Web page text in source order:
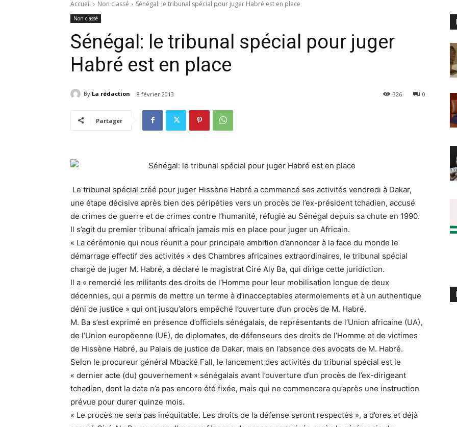
Accueil Non classé Sénégal: le tribunal spécial pour juger Habré est en place
Non classé
Sénégal: le tribunal spécial pour juger
Habré est en place
By La rédaction 8 février 2013 0
326
Partager
Le tribunal spécial créé pour juger Hissène Habré a commencé ses activités vendredi à Dakar,
une étape décisive après bien des péripéties vers un procès de l’ex-président tchadien, accusé
de crimes de guerre et de crimes contre l’humanité, réfugié au Sénégal depuis sa chute en 1990.
Il s’agit du premier tribunal africain jamais mis en place pour juger un Africain.
« La cérémonie qui nous réunit a pour principale ambition d’annoncer à la face du monde le
démarrage effectif des activités » des Chambres africaines extraordinaires, le tribunal spécial
chargé de juger M. Habré, a déclaré le magistrat Ciré Aly Ba, qui dirige cette juridiction.
Il a « remercié les militants des droits de l’Homme pour leur mobilisation longue de deux
décennies, qui a permis de mettre un terme à d’inacceptables atermoiements et à un authentique
déni de justice » qui ont jusqu’alors empêché l’ouverture d’un procès de M. Habré.
M. Ba s’est exprimé en présence d’officiels sénégalais, de représentants de l’Union africaine (UA),
de l’Union europèenne (UE), de diplomates, de défenseurs des droits de l’Homme et de victimes
de Hissène Habré, au Palais de justice de Dakar, mais en l’absence des avocats de M. Habré.
Selon le procureur général Mbacké Fall, le lancement des activités du tribunal spécial est le
« dernier acte (du) gouvernement » sénégalais avant l’ouverture d’un procès de l’ex-dirigeant
tchadien, dont la date n’a pas encore été fixée, mais qui ne commencera qu’après une instruction
prévue pour durer quinze mois.
« Le procès ne sera pas inéquitable. Les droits de la défense seront respectés », a d’ores et déjà